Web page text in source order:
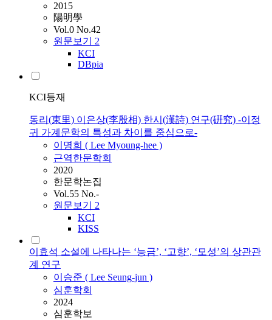
2015
陽明學
Vol.0 No.42
원문보기 2
KCI
DBpia
KCI등재
동리(東里) 이은상(李殷相) 한시(漢詩) 연구(硏究) -이정
귀 가계문학의 특성과 차이를 중심으로-
이명희 ( Lee Myoung-hee )
근역한문학회
2020
한문학논집
Vol.55 No.-
원문보기 2
KCI
KISS
이효석 소설에 나타나는 ‘능금’, ‘고향’, ‘모성’의 상관관
계 연구
이승준 ( Lee Seung-jun )
심훈학회
2024
심훈학보